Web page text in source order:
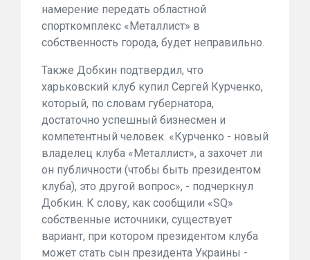
намерение передать областной
спорткомплекс «Металлист» в
собственность города, будет неправильно.
Также Добкин подтвердил, что
харьковский клуб купил Сергей Курченко,
который, по словам губернатора,
достаточно успешный бизнесмен и
компетентный человек. «Курченко - новый
владелец клуба «Металлист», а захочет ли
он публичности (чтобы быть президентом
клуба), это другой вопрос», - подчеркнул
Добкин. К слову, как сообщили «SQ»
собственные источники, существует
вариант, при котором президентом клуба
может стать сын президента Украины -